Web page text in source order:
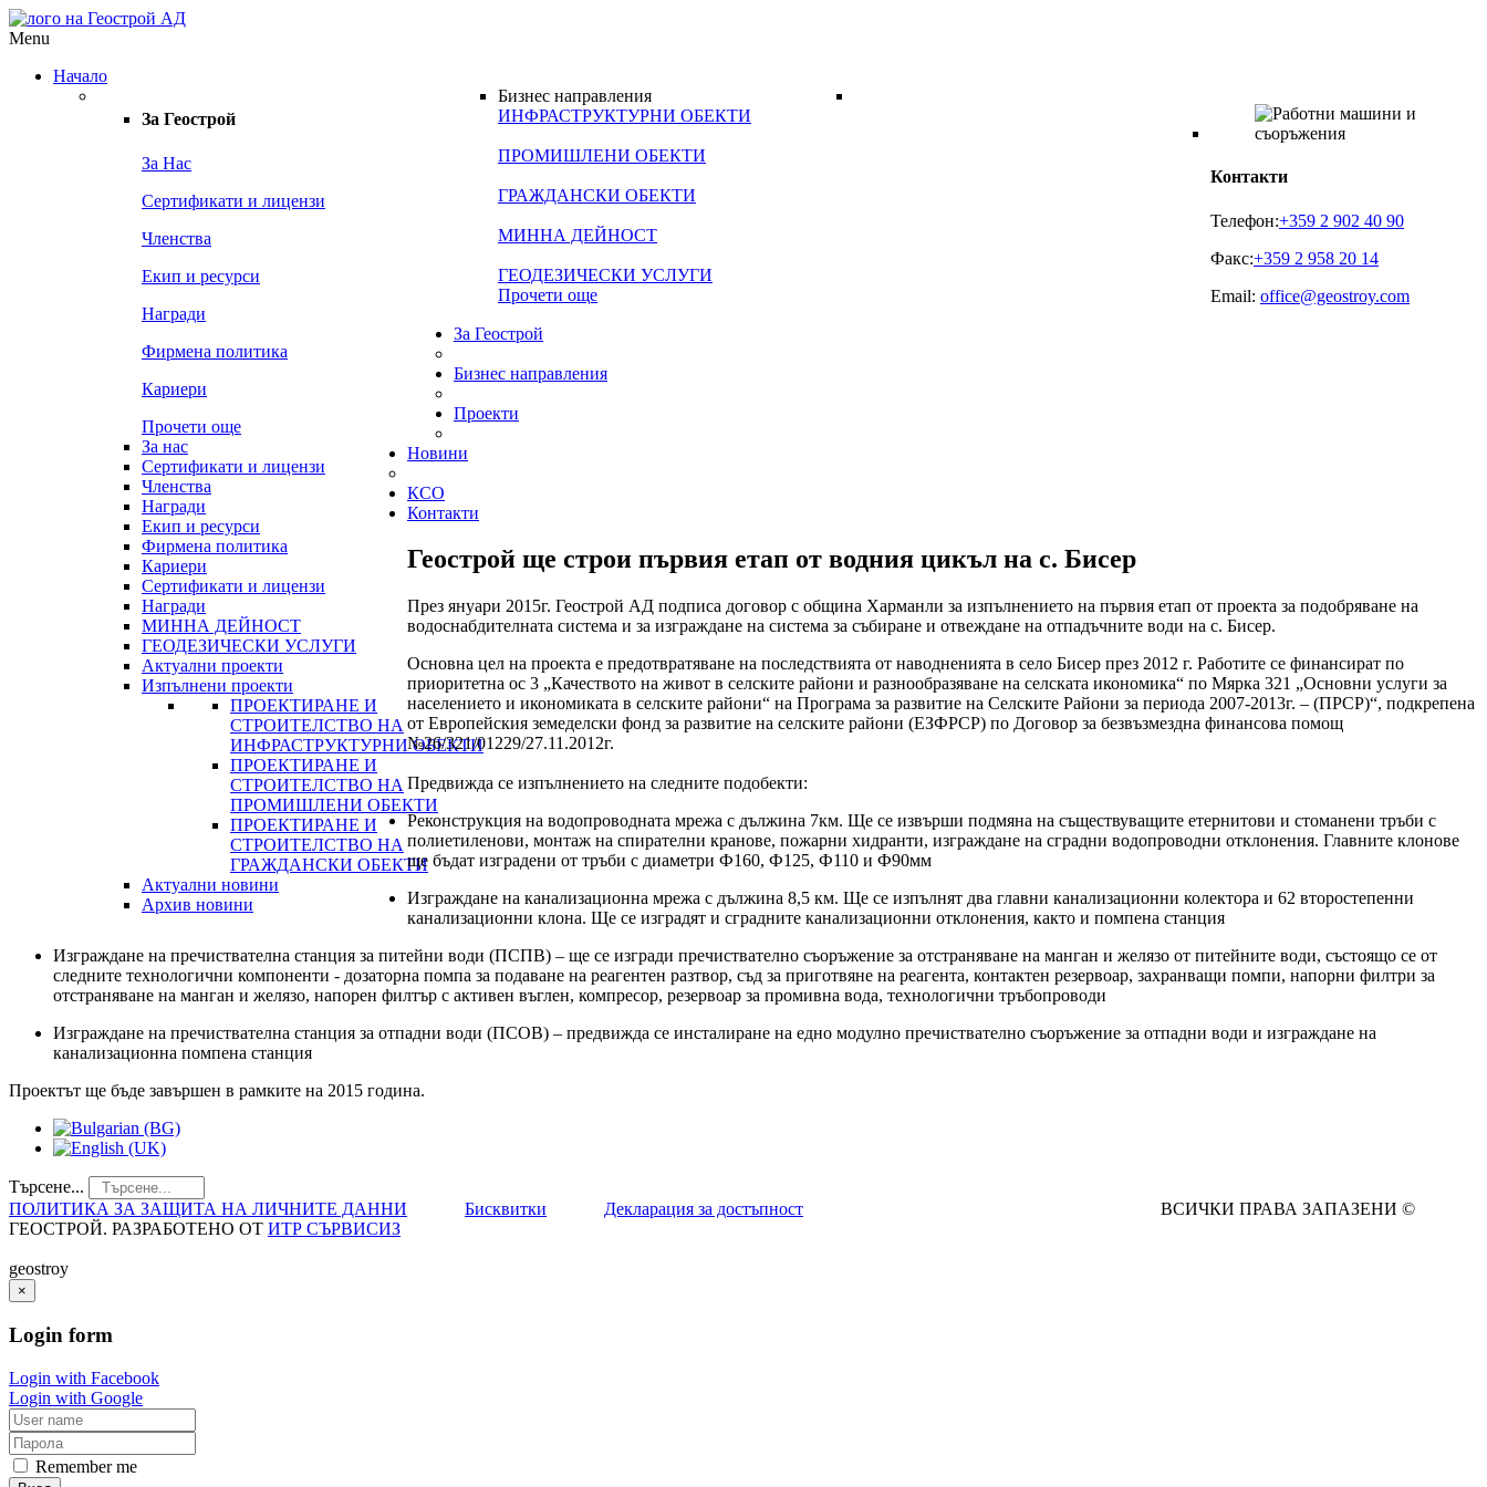
Menu
Начало
За Геострой
За Нас
Сертификати и лицензи
Членства
Екип и ресурси
Награди
Фирмена политика
Кариери
Прочети още
Бизнес направления
ИНФРАСТРУКТУРНИ ОБЕКТИ
ПРОМИШЛЕНИ ОБЕКТИ
ГРАЖДАНСКИ ОБЕКТИ
МИННА ДЕЙНОСТ
ГЕОДЕЗИЧЕСКИ УСЛУГИ
Прочети още
Контакти
Телефон:+359 2 902 40 90
Факс:+359 2 958 20 14
Email: office@geostroy.com
За Геострой
За нас
Сертификати и лицензи
Членства
Награди
Екип и ресурси
Фирмена политика
Кариери
Сертификати и лицензи
Награди
Бизнес направления
МИННА ДЕЙНОСТ
ГЕОДЕЗИЧЕСКИ УСЛУГИ
Проекти
Актуални проекти
Изпълнени проекти
ПРОЕКТИРАНЕ И
СТРОИТЕЛСТВО НА
ИНФРАСТРУКТУРНИ ОБЕКТИ
ПРОЕКТИРАНЕ И
СТРОИТЕЛСТВО НА
ПРОМИШЛЕНИ ОБЕКТИ
ПРОЕКТИРАНЕ И
СТРОИТЕЛСТВО НА
ГРАЖДАНСКИ ОБЕКТИ
Новини
Актуални новини
Архив новини
КСО
Контакти
Геострой ще строи първия етап от водния цикъл на с. Бисер
През януари 2015г. Геострой АД подписа договор с община Харманли за изпълнението на първия етап от проекта за подобряване на
водоснабдителната система и за изграждане на система за събиране и отвеждане на отпадъчните води на с. Бисер.
Основна цел на проекта е предотвратяване на последствията от наводненията в село Бисер през 2012 г. Работите се финансират по
приоритетна ос 3 „Качеството на живот в селските райони и разнообразяване на селската икономика“ по Мярка 321 „Основни услуги за
населението и икономиката в селските райони“ на Програма за развитие на Селските Райони за периода 2007-2013г. – (ПРСР)“, подкрепена
от Европейския земеделски фонд за развитие на селските райони (ЕЗФРСР) по Договор за безвъзмездна финансова помощ
№26/321/01229/27.11.2012г.
Предвижда се изпълнението на следните подобекти:
Реконструкция на водопроводната мрежа с дължина 7км. Ще се извърши подмяна на съществуващите етернитови и стоманени тръби с
полиетиленови, монтаж на спирателни кранове, пожарни хидранти, изграждане на сградни водопроводни отклонения. Главните клонове
ще бъдат изградени от тръби с диаметри Ф160, Ф125, Ф110 и Ф90мм
Изграждане на канализационна мрежа с дължина 8,5 км. Ще се изпълнят два главни канализационни колектора и 62 второстепенни
канализационни клона. Ще се изградят и сградните канализационни отклонения, както и помпена станция
Изграждане на пречиствателна станция за питейни води (ПСПВ) – ще се изгради пречиствателно съоръжение за отстраняване на манган и желязо от питейните води, състоящо се от
следните технологични компоненти - дозаторна помпа за подаване на реагентен разтвор, съд за приготвяне на реагента, контактен резервоар, захранващи помпи, напорни филтри за
отстраняване на манган и желязо, напорен филтър с активен въглен, компресор, резервоар за промивна вода, технологични тръбопроводи
Изграждане на пречиствателна станция за отпадни води (ПСОВ) – предвижда се инсталиране на едно модулно пречиствателно съоръжение за отпадни води и изграждане на
канализационна помпена станция
Проектът ще бъде завършен в рамките на 2015 година.
Търсене...
ПОЛИТИКА ЗА ЗАЩИТА НА ЛИЧНИТЕ ДАННИ
Бисквитки Декларация за достъпност
ВСИЧКИ ПРАВА ЗАПАЗЕНИ ©
ГЕОСТРОЙ. РАЗРАБОТЕНО ОТ ИТР СЪРВИСИЗ
geostroy
×
Login form
Login with Facebook
Login with Google
Remember me